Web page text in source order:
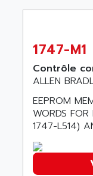
PCS095
REDIPANEL
RJ2
MULTI-
PCS
RECTIVAR
AGIE
AGILENT
AGILENT
AGILER
AGP
AGTATAC
1747-M1
Contrôle
ALLEN
EEPROM
WORDS FOR
1747-L514)